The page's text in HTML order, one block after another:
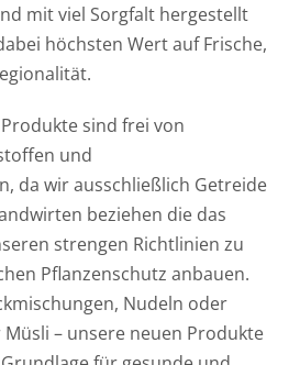
mit viel Sorgfalt hergestellt
höchsten Wert auf Frische,
sind frei von
und
da wir ausschließlich Getreide
beziehen die das
strengen Richtlinien zu
Pflanzenschutz anbauen.
Nudeln oder
– unsere neuen Produkte